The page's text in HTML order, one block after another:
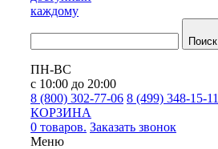
каждому
Поиск
ПН-ВС
с 10:00 до 20:00
8 (800) 302-77-06 8 (499) 348-15-11
КОРЗИНА
0 товаров. Заказать звонок
Меню